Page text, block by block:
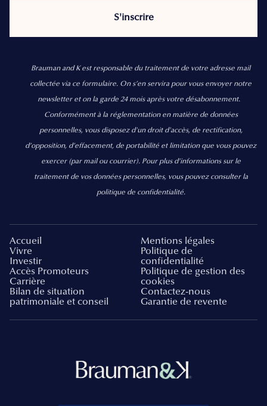
Brauman and K est responsable du traitement de votre adresse mail
collectée via ce formulaire. On s’en servira pour vous envoyer notre
newsletter et on la garde 24 mois après votre désabonnement.
Conformément à la réglementation en matière de données
personnelles, vous disposez d'un droit d'accès, de rectification,
d’opposition, d’effacement, de portabilité et limitation que vous pouvez
exercer (par mail ou courrier). Pour plus d’informations sur le
traitement de vos données personnelles, vous pouvez consulter la
politique de confidentialité.
Accueil
Vivre
Investir
Accès Promoteurs
Carrière
Bilan de situation
patrimoniale et conseil
Mentions légales
Politique de
confidentialité
Politique de gestion des
cookies
Contactez-nous
Garantie de revente